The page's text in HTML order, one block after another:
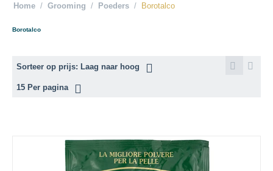
Home / Grooming / Poeders / Borotalco
Borotalco
Sorteer op prijs: Laag naar hoog
15 Per pagina